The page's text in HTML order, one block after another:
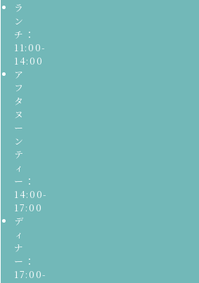
ラ
ン
チ：
11:00-
14:00
ア
フ
タ
ヌ
ー
ン
テ
ィ
ー：
14:00-
17:00
デ
ィ
ナ
ー：
17:00-